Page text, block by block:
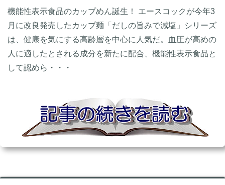
機能性表示食品のカップめん誕生！ エースコックが今年3
月に改良発売したカップ麺「だしの旨みで減塩」シリーズ
は、健康を気にする高齢層を中心に人気だ。血圧が高めの
人に適したとされる成分を新たに配合、機能性表示食品と
して認めら・・・